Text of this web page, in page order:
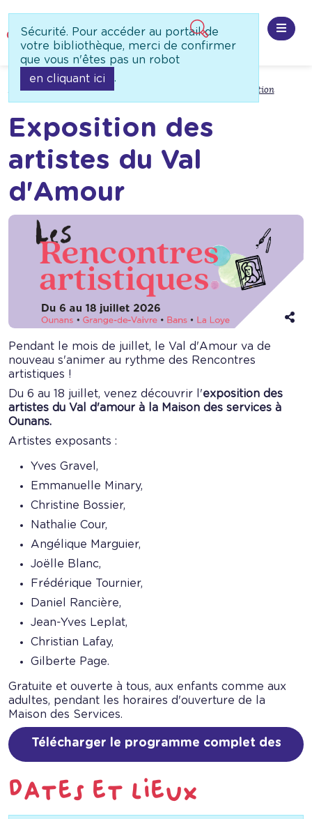
Sécurité. Pour accéder au portail de
votre bibliothèque, merci de confirmer
que vous n'êtes pas un robot
en cliquant ici
.
Accueil A ne pas manquer Exposition
Exposition des
artistes du Val
d'Amour
Pendant le mois de juillet, le Val d'Amour va de
nouveau s'animer au rythme des Rencontres
artistiques !
Du 6 au 18 juillet, venez découvrir l'exposition des
artistes du Val d'amour à la Maison des services à
Ounans.
Artistes exposants :
Yves Gravel,
Emmanuelle Minary,
Christine Bossier,
Nathalie Cour,
Angélique Marguier,
Joëlle Blanc,
Frédérique Tournier,
Daniel Rancière,
Jean-Yves Leplat,
Christian Lafay,
Gilberte Page.
Gratuite et ouverte à tous, aux enfants comme aux
adultes, pendant les horaires d'ouverture de la
Maison des Services.
Télécharger le programme complet des
Rencontres artistiques